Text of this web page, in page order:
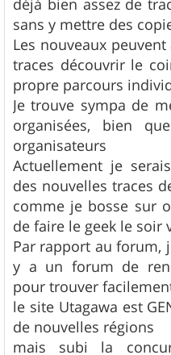
déjà bien assez de
sans y mettre des
Les nouveaux
traces découvrir le
propre parcours
Je trouve sympa de
organisées, bien
organisateurs
Actuellement je
des nouvelles traces
comme je bosse sur
de faire le geek le soir
Par rapport au forum,
y a un forum de
pour trouver
le site Utagawa est
de nouvelles régions
mais subi la